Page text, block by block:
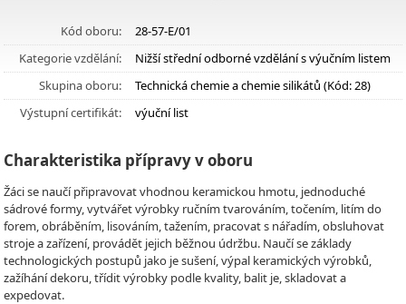
Kód oboru:
28-57-E/01
Kategorie vzdělání:
Nižší střední odborné vzdělání s výučním listem
Skupina oboru:
Technická chemie a chemie silikátů (Kód: 28)
Výstupní certifikát:
výuční list
Charakteristika přípravy v oboru
Žáci se naučí připravovat vhodnou keramickou hmotu, jednoduché
sádrové formy, vytvářet výrobky ručním tvarováním, točením, litím do
forem, obráběním, lisováním, tažením, pracovat s nářadím, obsluhovat
stroje a zařízení, provádět jejich běžnou údržbu. Naučí se základy
technologických postupů jako je sušení, výpal keramických výrobků,
zažíhání dekoru, třídit výrobky podle kvality, balit je, skladovat a
expedovat.